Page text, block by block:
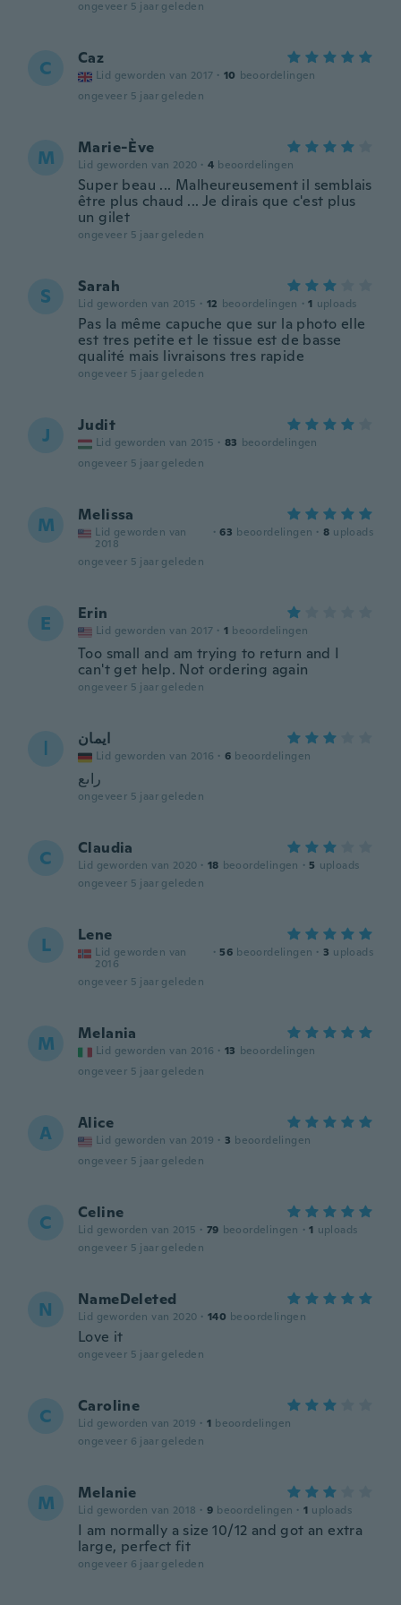
ongeveer 5 jaar geleden
C Caz
Lid geworden van 2017 · 10 beoordelingen
ongeveer 5 jaar geleden
M Marie-Ève
Lid geworden van 2020 · 4 beoordelingen
Super beau ... Malheureusement il semblais
être plus chaud ... Je dirais que c'est plus
un gilet
ongeveer 5 jaar geleden
S Sarah
Lid geworden van 2015 · 12 beoordelingen · 1 uploads
Pas la même capuche que sur la photo elle
est tres petite et le tissue est de basse
qualité mais livraisons tres rapide
ongeveer 5 jaar geleden
J Judit
Lid geworden van 2015 · 83 beoordelingen
ongeveer 5 jaar geleden
M Melissa
Lid geworden van
2018
· 63 beoordelingen · 8 uploads
ongeveer 5 jaar geleden
E Erin
Lid geworden van 2017 · 1 beoordelingen
Too small and am trying to return and I
can't get help. Not ordering again
ongeveer 5 jaar geleden
ا ايمان
Lid geworden van 2016 · 6 beoordelingen
راىع
ongeveer 5 jaar geleden
C Claudia
Lid geworden van 2020 · 18 beoordelingen · 5 uploads
ongeveer 5 jaar geleden
L Lene
Lid geworden van
2016
· 56 beoordelingen · 3 uploads
ongeveer 5 jaar geleden
M Melania
Lid geworden van 2016 · 13 beoordelingen
ongeveer 5 jaar geleden
A Alice
Lid geworden van 2019 · 3 beoordelingen
ongeveer 5 jaar geleden
C Celine
Lid geworden van 2015 · 79 beoordelingen · 1 uploads
ongeveer 5 jaar geleden
N NameDeleted
Lid geworden van 2020 · 140 beoordelingen
Love it
ongeveer 5 jaar geleden
C Caroline
Lid geworden van 2019 · 1 beoordelingen
ongeveer 6 jaar geleden
M Melanie
Lid geworden van 2018 · 9 beoordelingen · 1 uploads
I am normally a size 10/12 and got an extra
large, perfect fit
ongeveer 6 jaar geleden